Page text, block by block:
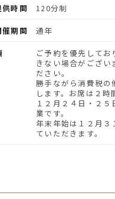
供時間
120分制
催期間
通年
ご予約を優先しておりますので、お席のご用意がで
きない場合がござい
ださい。
勝手ながら消費税の
します。お席は２時
１２月２４日・２
業です。
年末年始は１２月
ていただきます。